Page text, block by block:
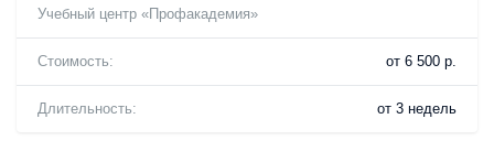
Учебный центр «Профакадемия»
Стоимость: от 6 500 р.
Длительность: от 3 недель